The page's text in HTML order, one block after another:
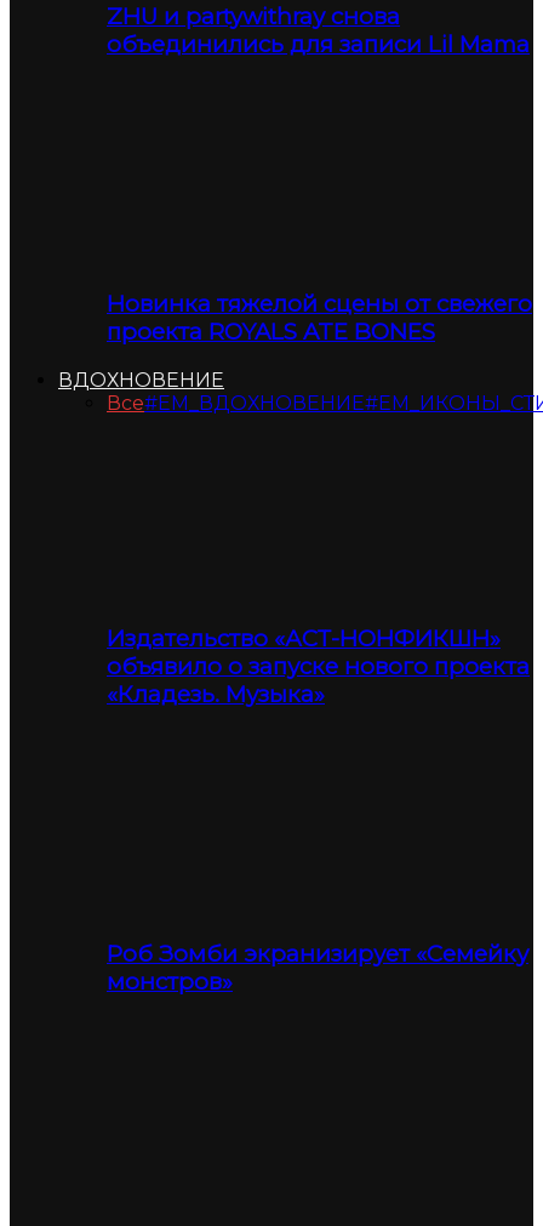
ZHU и partywithray снова
объединились для записи Lil Mama
Новинка тяжелой сцены от свежего
проекта ROYALS ATE BONES
ВДОХНОВЕНИЕ
Все#ЕМ_ВДОХНОВЕНИЕ
Издательство «АСТ-НОНФИКШН»
объявило о запуске нового проекта
«Кладезь. Музыка»
Роб Зомби экранизирует «Семейку
монстров»